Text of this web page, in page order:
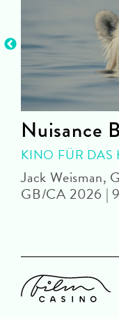
Nuisance
KINO FÜR DAS
Jack Weisman,
GB/CA 2026 |